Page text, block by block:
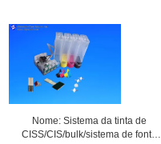
Nome: Sistema da tinta de
CISS/CIS/bulk/sistema de fonte